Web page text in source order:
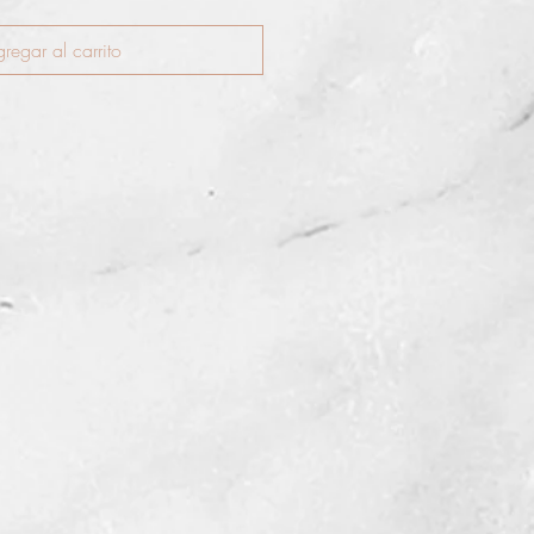
al carrito